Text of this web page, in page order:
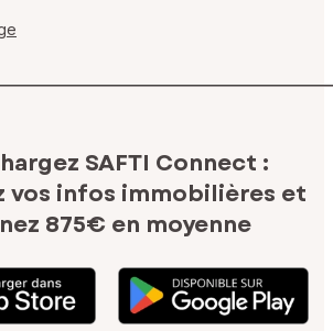
SAFTI Connect :
vos infos immobilières et
875€ en moyenne